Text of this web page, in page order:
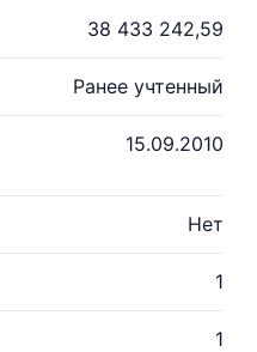
38 433 242,59
Ранее учтенный
15.09.2010
Нет
1
1